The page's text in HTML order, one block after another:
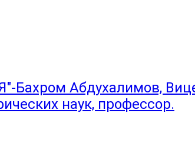
Абдухалимов,
наук, профессор.